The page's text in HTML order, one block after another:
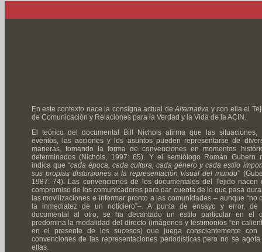
En este contexto nace la consigna actual deAlternativa y con ella el
de Comunicación y Relaciones para la Verdad y la Vida de la ACIN.
El teórico del documental Bill Nichols afirma que las situaciones,
eventos, las acciones y los asuntos pueden representarse de
maneras, tomando la forma de convenciones en momentos
determinados (Nichols, 1997: 65). Y el semiólogo Román Gubern
indica que “cada época, cada cultura, cada género y cada estilo
sus propias distorsiones a la representación visual del mundo”
1987: 74). Las convenciones de los documentales del Tejido nacen
compromiso de los comunicadores para dar cuenta de lo que pasa
las movilizaciones e informar pronto a las comunidades – aunque “no
la inmediatez de un noticiero”–. A punta de ensayo y error, de
documental al otro, se ha decantado un estilo particular en el
predomina la modalidad del directo (imágenes y testimonios “en
en el presente de los sucesos) que juega conscientemente con
convenciones de las representaciones periodísticas pero no se agota
ellas.